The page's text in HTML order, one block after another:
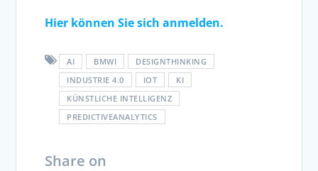
Hier können Sie sich anmelden.
AI BMWI
DESIGNTHINKING
INDUSTRIE 4.0
IOT
KI
KÜNSTLICHE INTELLIGENZ
PREDICTIVEANALYTICS
Share on